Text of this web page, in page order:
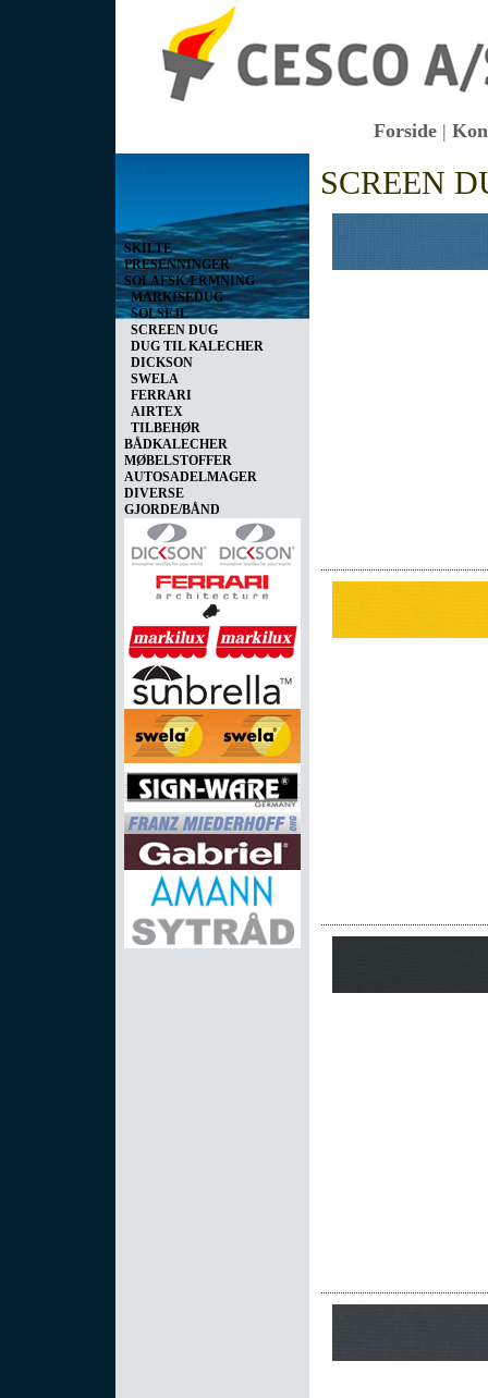
Forside |
SKILTE
PRESENNINGER
SOLAFSKÆRMNING
MARKISEDUG
SOLSEJL
SCREEN DUG
DUG TIL KALECHER
DICKSON
SWELA
FERRARI
AIRTEX
TILBEHØR
BÅDKALECHER
MØBELSTOFFER
AUTOSADELMAGER
DIVERSE
GJORDE/BÅND
SCREEN